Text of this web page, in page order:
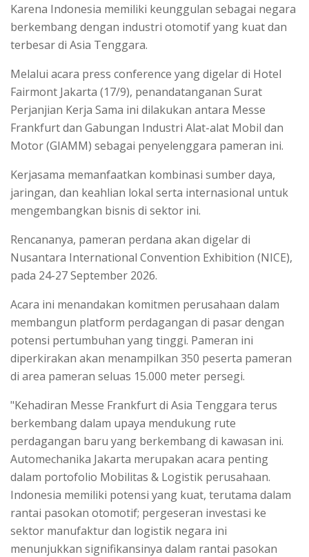
Karena Indonesia memiliki keunggulan sebagai negara
berkembang dengan industri otomotif yang kuat dan
terbesar di Asia Tenggara.
Melalui acara press conference yang digelar di Hotel
Fairmont Jakarta (17/9), penandatanganan Surat
Perjanjian Kerja Sama ini dilakukan antara Messe
Frankfurt dan Gabungan Industri Alat-alat Mobil dan
Motor (GIAMM) sebagai penyelenggara pameran ini.
Kerjasama memanfaatkan kombinasi sumber daya,
jaringan, dan keahlian lokal serta internasional untuk
mengembangkan bisnis di sektor ini.
Rencananya, pameran perdana akan digelar di
Nusantara International Convention Exhibition (NICE),
pada 24-27 September 2026.
Acara ini menandakan komitmen perusahaan dalam
membangun platform perdagangan di pasar dengan
potensi pertumbuhan yang tinggi. Pameran ini
diperkirakan akan menampilkan 350 peserta pameran
di area pameran seluas 15.000 meter persegi.
"Kehadiran Messe Frankfurt di Asia Tenggara terus
berkembang dalam upaya mendukung rute
perdagangan baru yang berkembang di kawasan ini.
Automechanika Jakarta merupakan acara penting
dalam portofolio Mobilitas & Logistik perusahaan.
Indonesia memiliki potensi yang kuat, terutama dalam
rantai pasokan otomotif; pergeseran investasi ke
sektor manufaktur dan logistik negara ini
menunjukkan signifikansinya dalam rantai pasokan